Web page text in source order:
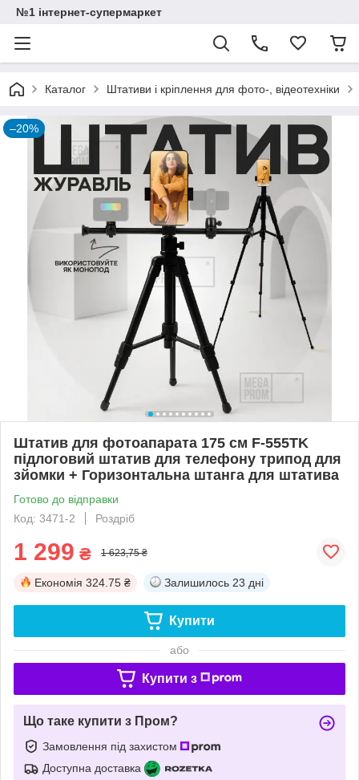
№1 інтернет-супермаркет
Каталог Штативи і кріплення для фото-, відеотехніки
–20%
Штатив для фотоапарата 175 см F-555TK
підлоговий штатив для телефону трипод для
зйомки + Горизонтальна штанга для штатива
Готово до відправки
Код: 3471-2
Роздріб
1 299 ₴ 1 623,75 ₴
Економія 324.75 ₴ Залишилось 23 дні
Купити
або
Купити з
Що таке купити з Пром?
Замовлення під захистом
Доступна доставка